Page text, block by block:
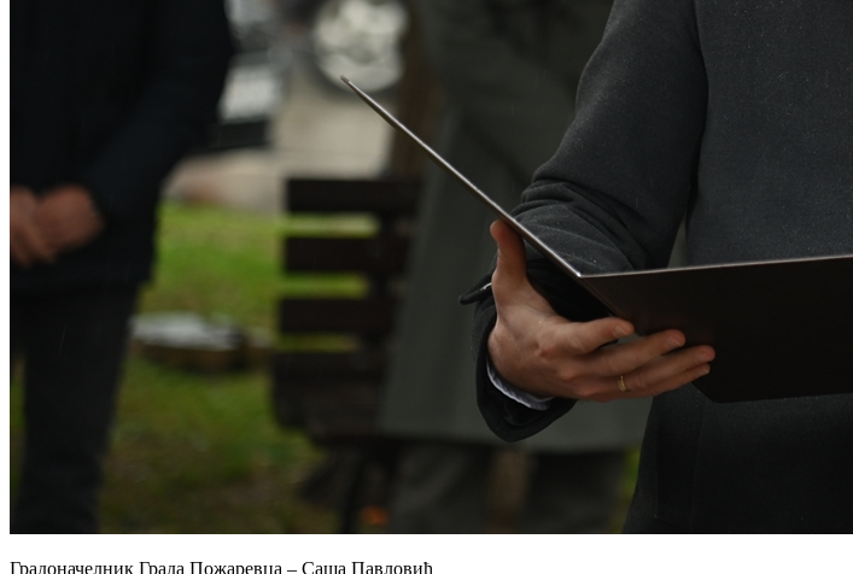
Градоначелник Града Пожаревца – Саша Павловић